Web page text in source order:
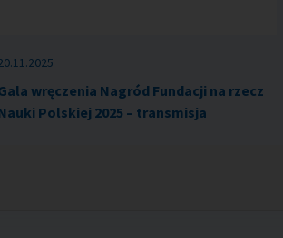
wręczenia Nagród Fundacji na rzecz
Polskiej 2025 – transmisja